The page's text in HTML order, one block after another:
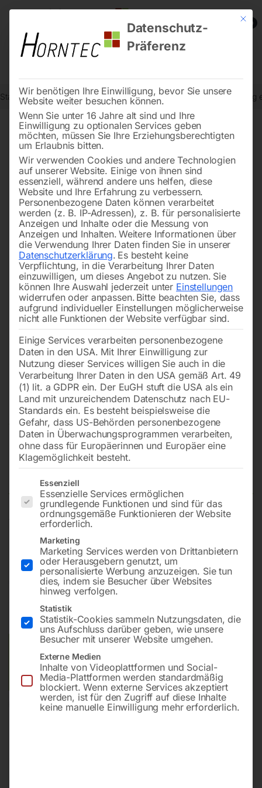
0
Start Stadtmobiliar Verkehrszeichen nach StVO Vorankündigung
Vorankündigung eines
Lichtzeichens
Verkehrszeichen flach, Folientyp 2
Seitenlänge – 1000 mm
153,60
inkl. MwSt. zzgl.Versandkosten
Lieferzeit:ca. 3 – 5 Werktage
Bitte beachten Sie: Die Versandkosten gelten für Österreich.
Andere Länder können abweichen.
In den Warenkorb
Mit
Datenschutz-
Präferenz
Wir benötigen Ihre Einwilligung, bevor Sie unsere
Website weiter besuchen können.
Wenn Sie unter 16 Jahre alt sind und Ihre
Einwilligung zu optionalen Services geben
möchten, müssen Sie Ihre Erziehungsberechtigten
um Erlaubnis bitten.
Wir verwenden Cookies und andere Technologien
auf unserer Website. Einige von ihnen sind
essenziell, während andere uns helfen, diese
Website und Ihre Erfahrung zu verbessern.
Personenbezogene Daten können verarbeitet
werden (z. B. IP-Adressen), z. B. für personalisierte
Anzeigen und Inhalte oder die Messung von
Anzeigen und Inhalten. Weitere Informationen über
die Verwendung Ihrer Daten finden Sie in unserer
Datenschutzerklärung. Es besteht keine
Verpflichtung, in die Verarbeitung Ihrer Daten
einzuwilligen, um dieses Angebot zu nutzen. Sie
können Ihre Auswahl jederzeit unter Einstellungen
widerrufen oder anpassen. Bitte beachten Sie, dass
aufgrund individueller Einstellungen möglicherweise
nicht alle Funktionen der Website verfügbar sind.
Einige Services verarbeiten personenbezogene
Daten in den USA. Mit Ihrer Einwilligung zur
Nutzung dieser Services willigen Sie auch in die
Verarbeitung Ihrer Daten in den USA gemäß Art. 49
(1) lit. a GDPR ein. Der EuGH stuft die USA als ein
Land mit unzureichendem Datenschutz nach EU-
Standards ein. Es besteht beispielsweise die
Gefahr, dass US-Behörden personenbezogene
Daten in Überwachungsprogrammen verarbeiten,
ohne dass für Europäerinnen und Europäer eine
Klagemöglichkeit besteht.
Es folgt eine Liste der Service-Gruppen, für die eine
Essenziell
Essenzielle Services ermöglichen
grundlegende Funktionen und sind für das
ordnungsgemäße Funktionieren der Website
erforderlich.
Marketing
Marketing Services werden von Drittanbietern
oder Herausgebern genutzt, um
personalisierte Werbung anzuzeigen. Sie tun
dies, indem sie Besucher über Websites
hinweg verfolgen.
Statistik
Statistik-Cookies sammeln Nutzungsdaten, die
uns Aufschluss darüber geben, wie unsere
Besucher mit unserer Website umgehen.
Externe Medien
Inhalte von Videoplattformen und Social-
Media-Plattformen werden standardmäßig
blockiert. Wenn externe Services akzeptiert
werden, ist für den Zugriff auf diese Inhalte
keine manuelle Einwilligung mehr erforderlich.